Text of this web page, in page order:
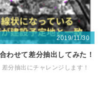
2019/11/30
わせて差分抽出してみた！
分抽出にチャレンジします！